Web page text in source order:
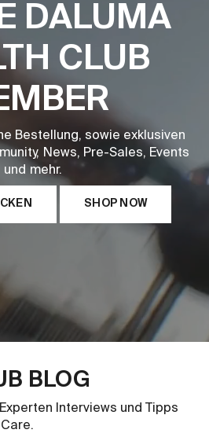
DALUMA
CLUB
Bestellung, sowie exklusiven
News, Pre-Sales, Events
und mehr.
SHOP NOW
BLOG
Interviews und Tipps